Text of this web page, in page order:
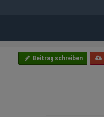
Beitrag schreiben